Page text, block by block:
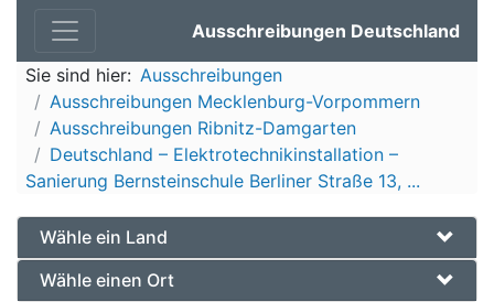
Ausschreibungen Deutschland
Sie sind hier: Ausschreibungen
Ausschreibungen Mecklenburg-Vorpommern
Ausschreibungen Ribnitz-Damgarten
Deutschland – Elektrotechnikinstallation –
Sanierung Bernsteinschule Berliner Straße 13, ...
Wähle ein Land
Wähle einen Ort